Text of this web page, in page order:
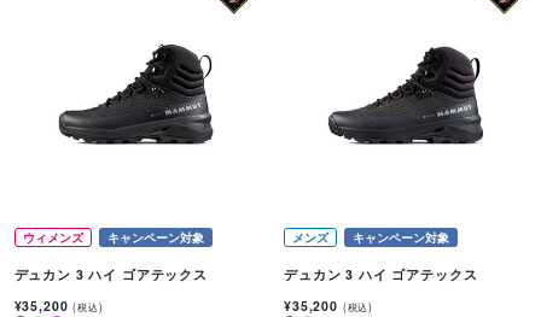
ウィメンズ キャンペーン対象
デュカン 3 ハイ ゴアテックス
¥35,200(税込)
メンズ キャンペーン対象
デュカン 3 ハイ ゴアテックス
¥35,200 (税込)